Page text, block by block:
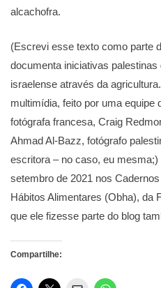
alcachofra.
(Escrevi esse texto como parte
documenta iniciativas
israelense através da
multimídia, feito por uma equipe
fotógrafa francesa, Craig
Ahmad Al-Bazz, fotógrafo
escritora – no caso, eu
setembro de 2021 nos
Hábitos Alimentares (Obha), da
que ele fizesse parte do blog
Compartilhe: